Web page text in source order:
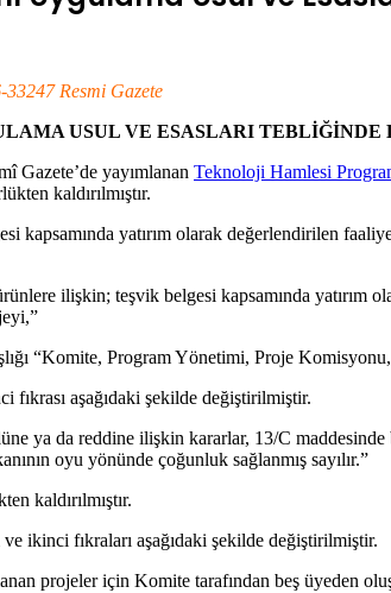
33247 Resmi Gazete
USUL VE ESASLARI
Gazete’de yayımlanan Teknoloji Hamlesi
kaldırılmıştır.
kapsamında yatırım olarak değerlendirilen
ilişkin; teşvik belgesi kapsamında yatırım
“Komite, Program Yönetimi, Proje
fıkrası aşağıdaki şekilde değiştirilmiştir.
ya da reddine ilişkin kararlar, 13/C
oyu yönünde çoğunluk sağlanmış sayılır.”
kaldırılmıştır.
ikinci fıkraları aşağıdaki şekilde değiştirilmiştir.
projeler için Komite tarafından beş üyeden